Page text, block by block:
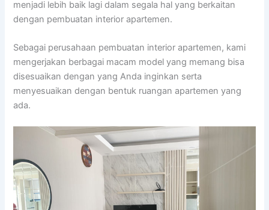
menjadi lebih baik lagi dalam segala hal yang berkaitan
dengan pembuatan interior apartemen.
Sebagai perusahaan pembuatan interior apartemen, kami
mengerjakan berbagai macam model yang memang bisa
disesuaikan dengan yang Anda inginkan serta
menyesuaikan dengan bentuk ruangan apartemen yang
ada.